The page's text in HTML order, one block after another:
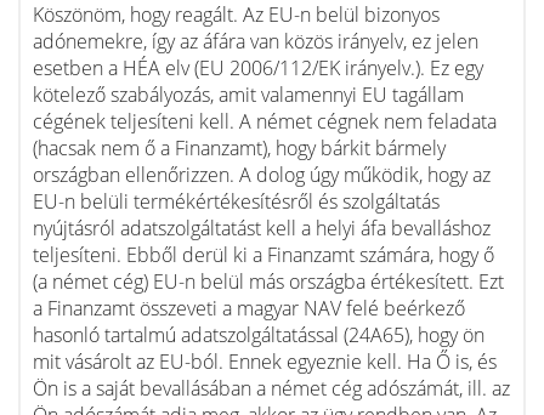
Köszönöm, hogy reagált. Az EU-n belül bizonyos
adónemekre, így az áfára van közös irányelv, ez jelen
esetben a HÉA elv (EU 2006/112/EK irányelv.). Ez egy
kötelező szabályozás, amit valamennyi EU tagállam
cégének teljesíteni kell. A német cégnek nem feladata
(hacsak nem ő a Finanzamt), hogy bárkit bármely
országban ellenőrizzen. A dolog úgy működik, hogy az
EU-n belüli termékértékesítésről és szolgáltatás
nyújtásról adatszolgáltatást kell a helyi áfa bevalláshoz
teljesíteni. Ebből derül ki a Finanzamt számára, hogy ő
(a német cég) EU-n belül más országba értékesített. Ezt
a Finanzamt összeveti a magyar NAV felé beérkező
hasonló tartalmú adatszolgáltatással (24A65), hogy ön
mit vásárolt az EU-ból. Ennek egyeznie kell. Ha Ő is, és
Ön is a saját bevallásában a német cég adószámát, ill. az